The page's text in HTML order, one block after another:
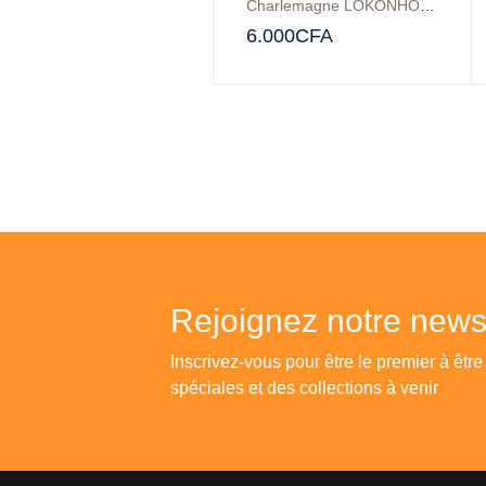
6.000CFA
Rejoignez notre
Inscrivez-vous pour être le premier à
spéciales et des collections à venir